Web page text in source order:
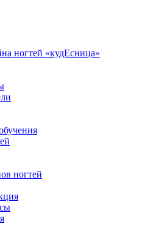
ногтей «кудЕсница»
ногтей